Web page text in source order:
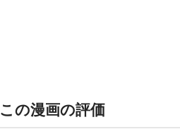
この漫画の評価